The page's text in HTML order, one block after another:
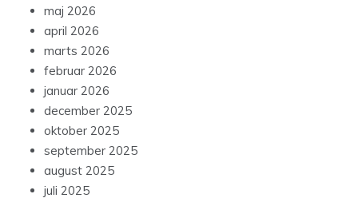
maj 2026
april 2026
marts 2026
februar 2026
januar 2026
december 2025
oktober 2025
september 2025
august 2025
juli 2025